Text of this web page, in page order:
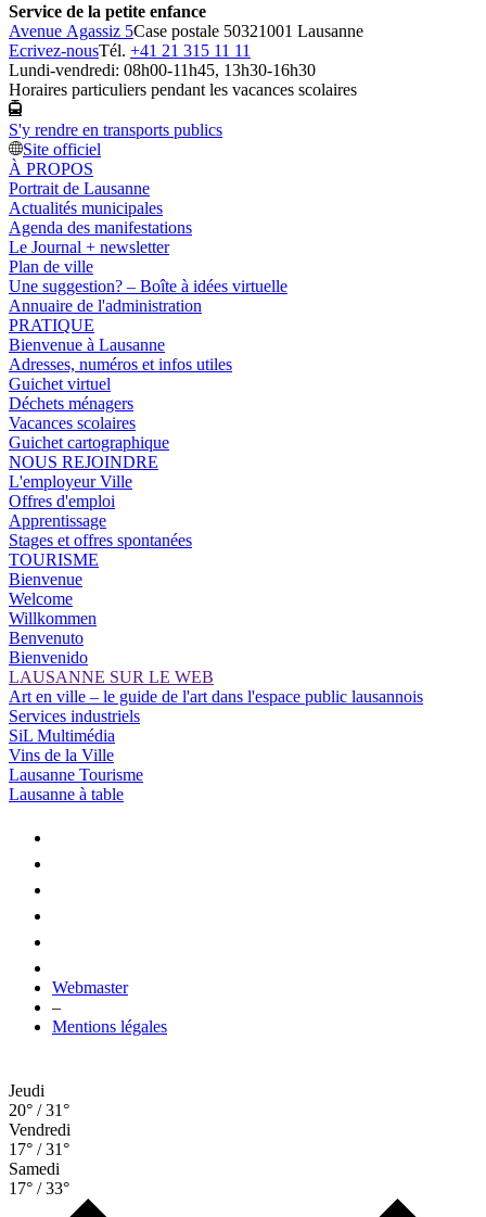
Service de la petite enfance
Avenue Agassiz 5Case postale 50321001 Lausanne
Ecrivez-nousTél. +41 21 315 11 11
Lundi-vendredi: 08h00-11h45, 13h30-16h30
Horaires particuliers pendant les vacances scolaires
S'y rendre en transports publics
Site officiel
À PROPOS
Portrait de Lausanne
Actualités municipales
Agenda des manifestations
Le Journal + newsletter
Plan de ville
Une suggestion? – Boîte à idées virtuelle
Annuaire de l'administration
PRATIQUE
Bienvenue à Lausanne
Adresses, numéros et infos utiles
Guichet virtuel
Déchets ménagers
Vacances scolaires
Guichet cartographique
NOUS REJOINDRE
L'employeur Ville
Offres d'emploi
Apprentissage
Stages et offres spontanées
TOURISME
Bienvenue
Welcome
Willkommen
Benvenuto
Bienvenido
LAUSANNE SUR LE WEB
Art en ville – le guide de l'art dans l'espace public lausannois
Services industriels
SiL Multimédia
Vins de la Ville
Lausanne Tourisme
Lausanne à table
Webmaster
–
Mentions légales
Jeudi
20° / 31°
Vendredi
17° / 31°
Samedi
17° / 33°